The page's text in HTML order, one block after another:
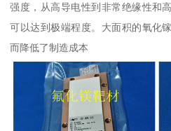
强度，从高导电性到非常绝缘性和
可以达到极端程度。大面积的氧化
而降低了制造成本